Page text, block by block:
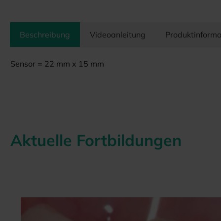
Beschreibung Videoanleitung
Sensor = 22 mm x 15 mm
Aktuelle Fortbildungen